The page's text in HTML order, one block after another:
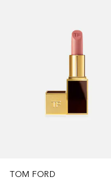
TOM FORD